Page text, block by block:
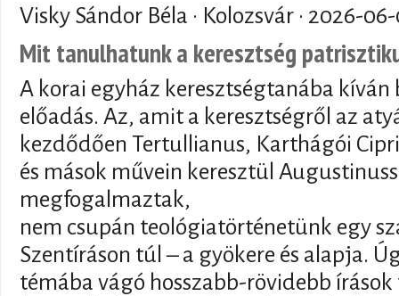
Visky Sándor Béla · Kolozsvár · 2026-
Mit tanulhatunk a keresztség
A korai egyház keresztségtanába
előadás. Az, amit a keresztségről az
kezdődően Tertullianus, Karthágói
és mások művein keresztül
megfogalmaztak,
nem csupán teológiatörténetünk egy
Szentíráson túl – a gyökere és alapja.
témába vágó hosszabb-rövidebb